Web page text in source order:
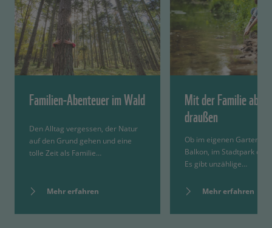
Familien-Abenteuer im Wald
Den Alltag vergessen, der Natur
auf den Grund gehen und eine
tolle Zeit als Familie…
Mehr erfahren
Mit der Familie ab
draußen
Ob im eigenen Garten,
Balkon, im Stadtpark
Es gibt unzählige…
Mehr erfahren